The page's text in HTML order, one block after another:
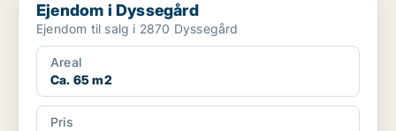
Ejendom i Dyssegård
Ejendom til salg i 2870 Dyssegård
Areal
Ca. 65 m2
Pris